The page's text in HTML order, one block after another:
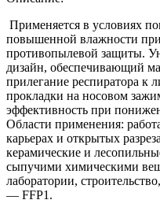
Применяется в условиях
повышенной влажности
противопылевой защиты.
дизайн, обеспечивающий
прилегание респиратора
прокладки на носовом
эффективность при
Области применения:
карьерах и открытых
керамические и
сыпучими химическими
лаборатории,
— FFP1.